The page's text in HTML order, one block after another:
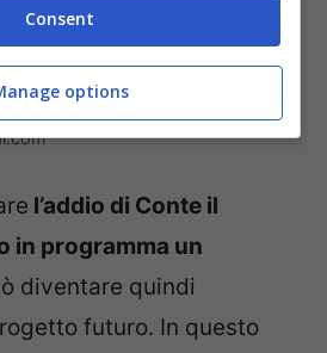
incontro con Conte, la svolta
l’addio di Conte il
in programma un
diventare quindi
futuro. In questo
Consent
options